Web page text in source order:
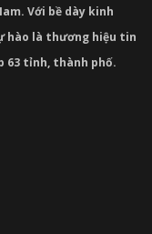
Với bề dày kinh
hào là thương hiệu tin
63 tỉnh, thành phố.